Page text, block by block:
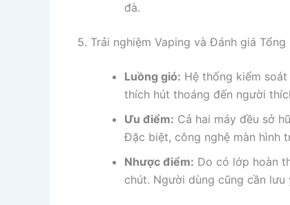
đà.
5. Trải nghiệm Vaping và Đánh giá Tổng
Luồng gió: Hệ thống kiểm
thích hút thoáng đến người
Ưu điểm: Cả hai máy đều sở
Đặc biệt, công nghệ màn hình
Nhược điểm: Do có lớp hoàn
chút. Người dùng cũng cần